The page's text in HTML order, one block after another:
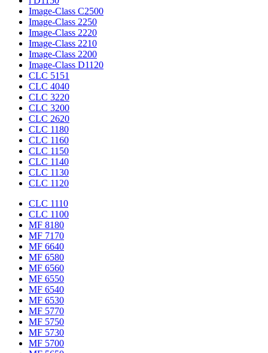
Image-Class C2500
Image-Class 2250
Image-Class 2220
Image-Class 2210
Image-Class 2200
Image-Class D1120
CLC 5151
CLC 4040
CLC 3220
CLC 3200
CLC 2620
CLC 1180
CLC 1160
CLC 1150
CLC 1140
CLC 1130
CLC 1120
CLC 1110
CLC 1100
MF 8180
MF 7170
MF 6640
MF 6580
MF 6560
MF 6550
MF 6540
MF 6530
MF 5770
MF 5750
MF 5730
MF 5700